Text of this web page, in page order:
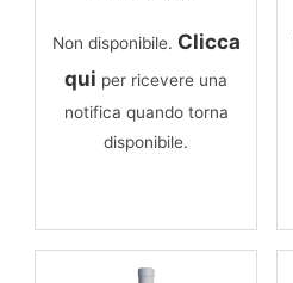
era:
è:
Non disponibile. Clicca
qui per ricevere una
notifica quando torna
disponibile.